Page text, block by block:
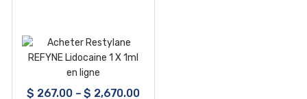
$ 267.00–$ 2,670.00